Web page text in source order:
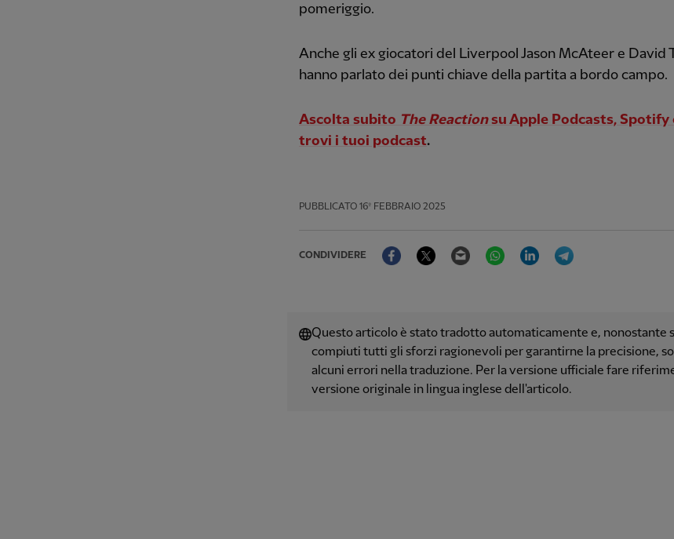
pomeriggio.
Anche gli ex giocatori del Liverpool Jason McAteer e David
hanno parlato dei punti chiave della partita a bordo campo.
Ascolta subito The Reactionsu Apple Podcasts, Spotify
trovi i tuoi podcast.
PUBBLICATO 16º FEBBRAIO 2025
CONDIVIDERE
FacebookTwitter Email WhatsAppLinkedIn
Questo articolo è stato tradotto automaticamente e, nonostante
compiuti tutti gli sforzi ragionevoli per garantirne la precisione,
alcuni errori nella traduzione. Per la versione ufficiale fare
versione originale in lingua inglese dell'articolo.